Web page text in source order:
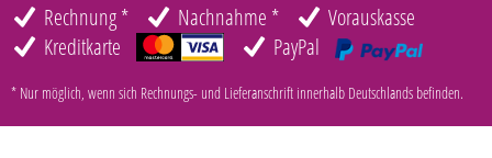
Rechnung * Nachnahme *
Vorauskasse
Kreditkarte
PayPal
* Nur möglich, wenn sich Rechnungs- und Lieferanschrift innerhalb Deutschlands befinden.